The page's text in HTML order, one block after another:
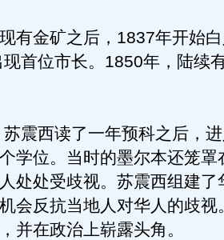
金矿之后，1837年开始白
首位市长。1850年，陆续
西读了一年预科之后，进
学位。当时的墨尔本还笼罩
处处受歧视。苏震西组建了
会反抗当地人对华人的歧视
并在政治上崭露头角。